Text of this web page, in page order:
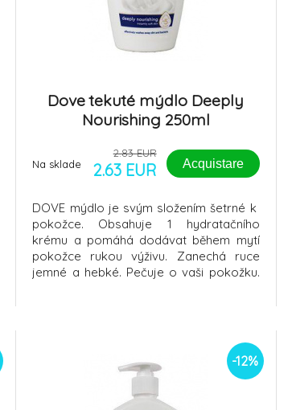
Dove tekuté mýdlo Deeply
Nourishing 250ml
Na sklade
2.83 EUR
2.63 EUR Acquistare
DOVE mýdlo je svým složením šetrné k
pokožce. Obsahuje 1 hydratačního
krému a pomáhá dodávat během mytí
pokožce rukou výživu. Zanechá ruce
jemné a hebké. Pečuje o vaši pokožku.
-12%